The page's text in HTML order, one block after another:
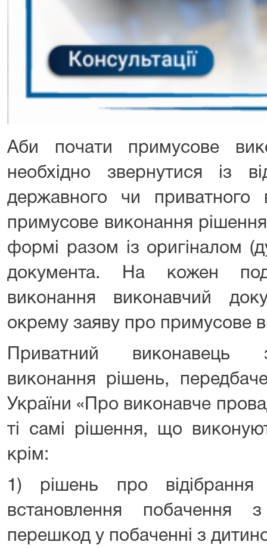
Аби почати примусове
необхідно звернутися із
державного чи приватного
примусове виконання
формі разом із оригіналом
документа. На кожен
виконання виконавчий
окрему заяву про примусове
Приватний виконавець
виконання рішень,
України «Про виконавче
ті самі рішення, що
крім:
1) рішень про
встановлення
перешкод у побаченні з